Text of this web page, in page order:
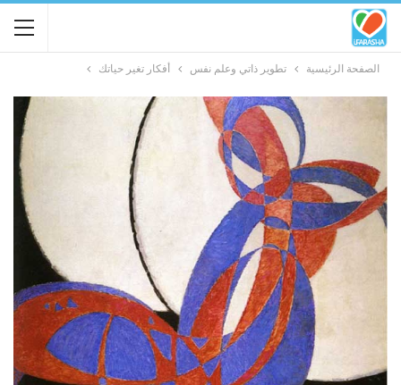
الصفحة الرئيسية تطوير ذاتي وعلم نفس أفكار تغير حياتك